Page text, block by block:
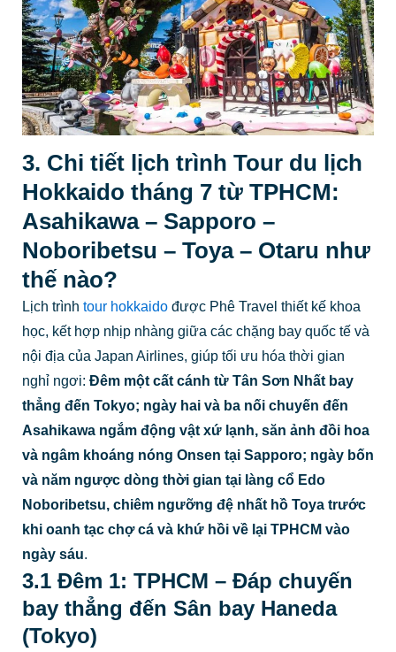
3. Chi tiết lịch trình Tour du lịch
Hokkaido tháng 7 từ TPHCM:
Asahikawa – Sapporo –
Noboribetsu – Toya – Otaru như
thế nào?
Lịch trình tour hokkaidođược Phê Travel thiết kế khoa
học, kết hợp nhịp nhàng giữa các chặng bay quốc tế và
nội địa của Japan Airlines, giúp tối ưu hóa thời gian
nghỉ ngơi: Đêm một cất cánh từ Tân Sơn Nhất bay
thẳng đến Tokyo; ngày hai và ba nối chuyến đến
Asahikawa ngắm động vật xứ lạnh, săn ảnh đồi hoa
và ngâm khoáng nóng Onsen tại Sapporo; ngày bốn
và năm ngược dòng thời gian tại làng cổ Edo
Noboribetsu, chiêm ngưỡng đệ nhất hồ Toya trước
khi oanh tạc chợ cá và khứ hồi về lại TPHCM vào
ngày sáu.
3.1 Đêm 1: TPHCM – Đáp chuyến
bay thẳng đến Sân bay Haneda
(Tokyo)